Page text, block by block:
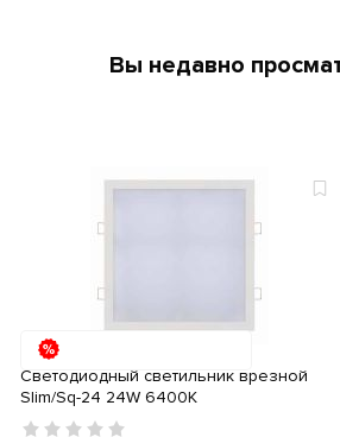
Вы недавно
Светодиодный светильник врезной
Slim/Sq-24 24W 6400K